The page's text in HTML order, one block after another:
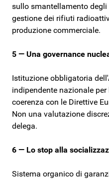
sullo smantellamento
gestione dei rifiuti
produzione commerciale.
5 — Una governance
Istituzione obbligatoria
indipendente nazionale
coerenza con le Direttive
Non una valutazione
delega.
6 — Lo stop alla
Sistema organico di